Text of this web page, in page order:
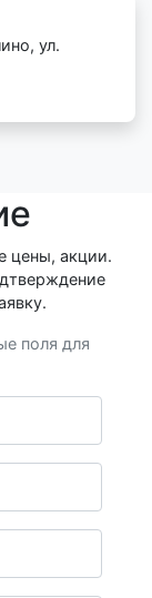
ул.
цены, акции.
поля для